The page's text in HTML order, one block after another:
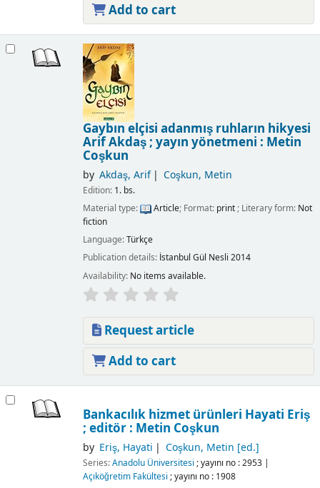
Add to cart
Gaybın elçisi adanmış ruhların hikyesi
Arif Akdaş ; yayın yönetmeni : Metin
Coşkun
by Akdaş, Arif Coşkun, Metin
Edition: 1. bs.
Material type:
Article; Format: print; Literary form: Not
fiction
Language:Türkçe
Publication details: İstanbul Gül Nesli 2014
Availability: No items available.
Request article
Add to cart
Bankacılık hizmet ürünleri Hayati Eriş
; editör : Metin Coşkun
by Eriş, Hayati Coşkun, Metin [ed.]
Series:Anadolu Üniversitesi ; yayını no : 2953|
Açıköğretim Fakültesi ; yayını no : 1908